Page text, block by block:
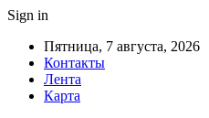
Sign in
Пятница, 7 августа, 2026
Контакты
Лента
Карта